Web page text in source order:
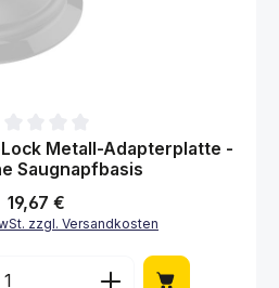
von 0 von 5 Sternen
Metall-Adapterplatte -
Saugnapfbasis
Regulärer Preis:
19,67 €
zzgl. Versandkosten
Gib den gewünschten